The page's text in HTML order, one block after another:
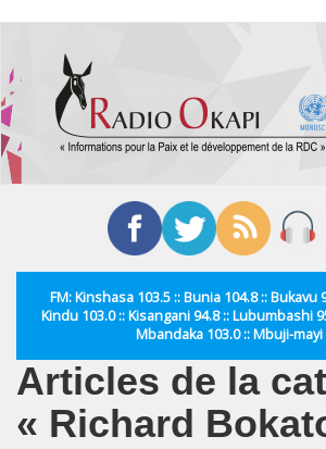
contenu
principal
FM: Kinshasa 103.5 :: Bunia 104.8 :: Bukavu
Kindu 103.0 :: Kisangani 94.8 :: Lubumbashi
Mbandaka 103.0 :: Mbuji-mayi
Articles de la
« Richard